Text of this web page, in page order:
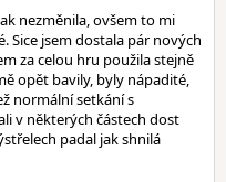
nezměnila, ovšem to mi
Sice jsem dostala pár nových
za celou hru použila stejně
opět bavily, byly nápadité,
normální setkání s
v některých částech dost
padal jak shnilá